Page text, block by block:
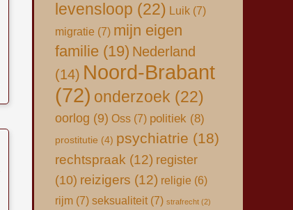
levensloop (22) Luik (7)
migratie (7) mijn eigen
familie (19) Nederland
(14) Noord-Brabant
(72) onderzoek (22)
oorlog (9) Oss (7) politiek (8)
prostitutie (4) psychiatrie (18)
rechtspraak (12) register
(10) reizigers (12) religie (6)
rijm (7) seksualiteit(7) strafrecht (2)